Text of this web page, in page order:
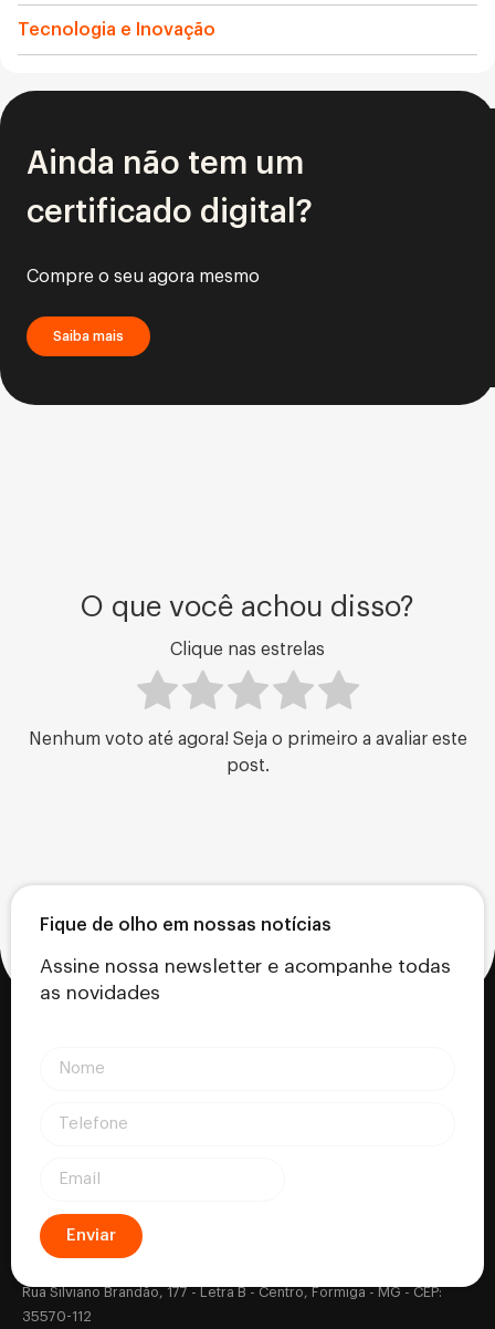
Tecnologia e Inovação
Ainda não tem um
certificado digital?
Compre o seu agora mesmo
Saiba mais
O que você achou disso?
Clique nas estrelas
Nenhum voto até agora! Seja o primeiro a avaliar este
post.
Fique de olho em nossas notícias
Assine nossa newsletter e acompanhe todas
as novidades
Enviar
Rua Silviano Brandão, 177 - Letra B - Centro, Formiga - MG - CEP:
35570-112